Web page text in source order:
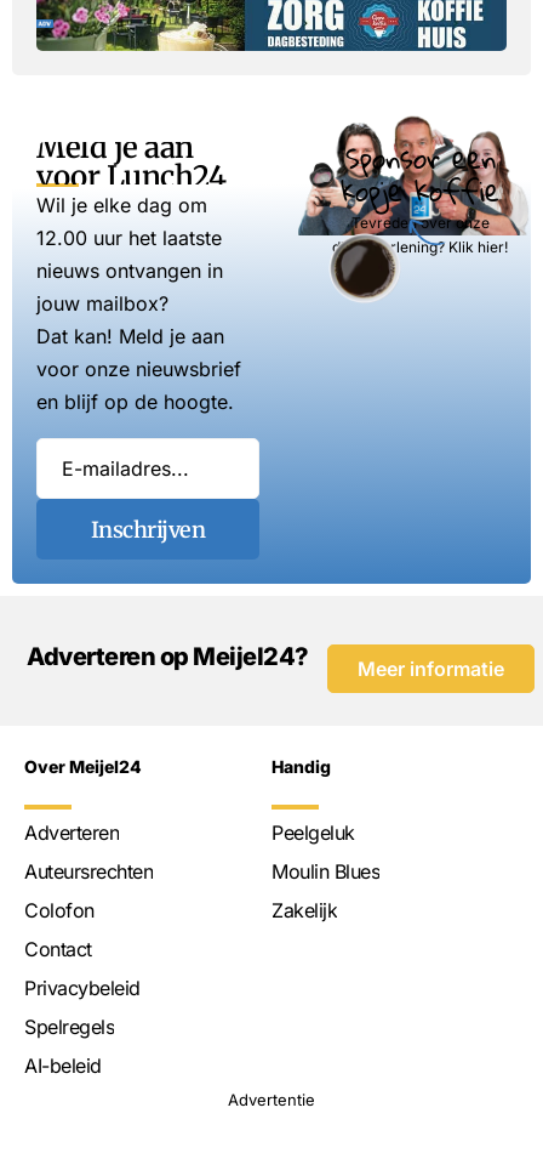
Meld je aan
voor Lunch24
Wil je elke dag om
12.00 uur het laatste
nieuws ontvangen in
jouw mailbox?
Dat kan! Meld je aan
voor onze nieuwsbrief
en blijf op de hoogte.
Inschrijven
Sponsor een
kopje koffie
Tevreden over onze
dienstverlening? Klik hier!
Adverteren op Meijel24? Meer informatie
Over Meijel24
Adverteren
Auteursrechten
Colofon
Contact
Privacybeleid
Spelregels
AI-beleid
Handig
Peelgeluk
Moulin Blues
Zakelijk
Advertentie